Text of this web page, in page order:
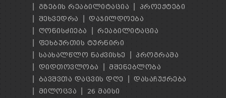
ᲒᲖᲔᲑᲘᲡ ᲠᲔᲐᲑᲘᲚᲘᲢᲐᲪᲘᲐ
ᲞᲠᲝᲔᲥᲢᲔᲑᲘ
ᲨᲔᲮᲕᲔᲓᲠᲐ
ᲓᲐᲯᲘᲚᲓᲝᲔᲑᲐ
ᲦᲝᲜᲘᲡᲫᲘᲔᲑᲐ
ᲠᲔᲐᲑᲘᲚᲘᲢᲐᲪᲘᲐ
ᲤᲔᲮᲑᲣᲠᲗᲘᲡ ᲢᲣᲠᲜᲘᲠᲘ
ᲡᲐᲐᲮᲐᲚᲬᲚᲝ ᲜᲐᲫᲕᲘᲡᲮᲔ
ᲞᲠᲝᲒᲠᲐᲛᲐ
ᲓᲘᲓᲗᲝᲕᲚᲝᲑᲐ
ᲛᲨᲔᲜᲔᲑᲚᲝᲑᲐ
ᲑᲐᲕᲨᲕᲗᲐ ᲓᲐᲪᲕᲘᲡ ᲓᲦᲔ
ᲓᲐᲡᲐᲩᲣᲥᲠᲔᲑᲐ
ᲛᲘᲚᲝᲪᲕᲐ
26 ᲛᲐᲘᲡᲘ